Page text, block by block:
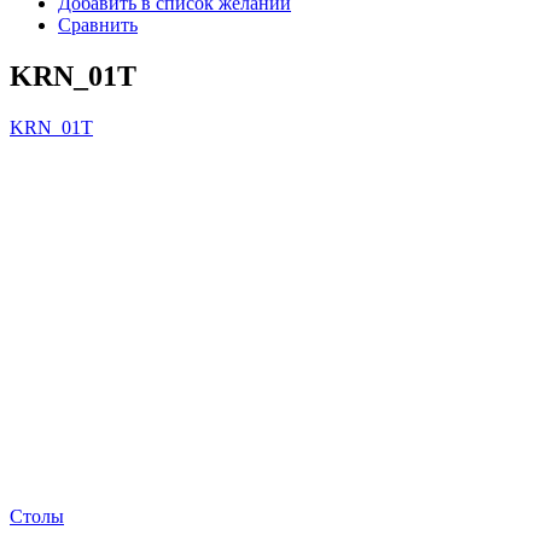
Сравнить
KRN_01T
KRN_01T
Столы